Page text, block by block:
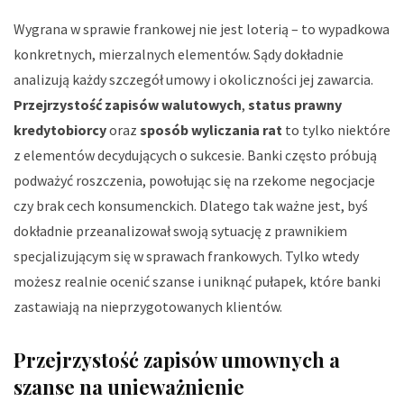
Wygrana w sprawie frankowej nie jest loterią – to wypadkowa
konkretnych, mierzalnych elementów. Sądy dokładnie
analizują każdy szczegół umowy i okoliczności jej zawarcia.
Przejrzystość zapisów walutowych, status prawny
kredytobiorcyoraz sposób wyliczania rat to tylko niektóre
z elementów decydujących o sukcesie. Banki często próbują
podważyć roszczenia, powołując się na rzekome negocjacje
czy brak cech konsumenckich. Dlatego tak ważne jest, byś
dokładnie przeanalizował swoją sytuację z prawnikiem
specjalizującym się w sprawach frankowych. Tylko wtedy
możesz realnie ocenić szanse i uniknąć pułapek, które banki
zastawiają na nieprzygotowanych klientów.
Przejrzystość zapisów umownych a
szanse na unieważnienie